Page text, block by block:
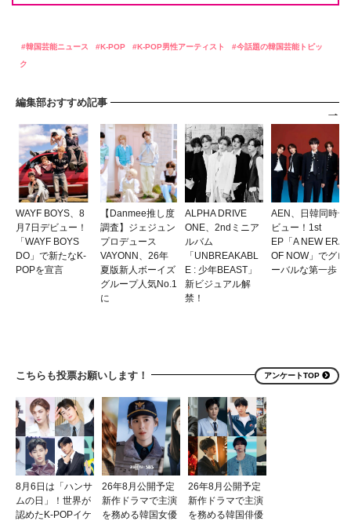
韓国芸能ニュース K-POP K-POP男性アーティスト
今話題の韓国芸能トピッ
ク
編集部おすすめ記事
WAYF BOYS、8
月7日デビュー！
「WAYF BOYS
DO」で新たなK-
POPを宣言
【Danmee推し度
調査】ジェジュン
プロデュース
VAYONN、26年
夏版新人ボーイズ
グループ人気No.1
に
ALPHA DRIVE
ONE、2ndミニア
ルバム
「UNBREAKABL
E : 少年BEAST」
新ビジュアル解
禁！
AEN、日韓同時デ
ビュー！1st
EP「A NEW ERA
OF NOW」でグロ
ーバルな第一歩
こちらも投票お願いします！ アンケートTOP
8月6日は「ハンサ
ムの日」！世界が
認めたK-POPイケ
26年8月公開予定
新作ドラマで主演
を務める韓国女優
26年8月公開予定
新作ドラマで主演
を務める韓国俳優